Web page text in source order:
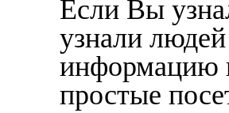
Если Вы
узнали
информацию
простые